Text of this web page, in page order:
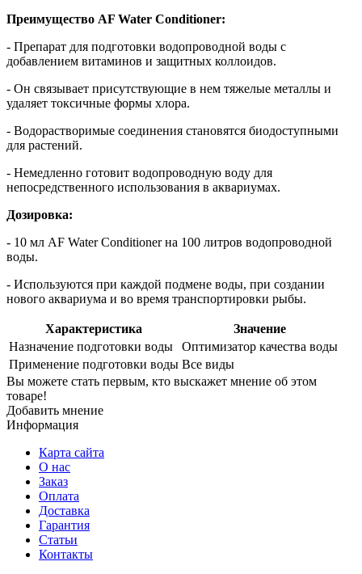
Преимущество AF Water Conditioner:
- Препарат для подготовки водопроводной воды с
добавлением витаминов и защитных коллоидов.
- Он связывает присутствующие в нем тяжелые металлы и
удаляет токсичные формы хлора.
- Водорастворимые соединения становятся биодоступными
для растений.
- Немедленно готовит водопроводную воду для
непосредственного использования в аквариумах.
Дозировка:
- 10 мл AF Water Conditioner на 100 литров водопроводной
воды.
- Используются при каждой подмене воды, при создании
нового аквариума и во время транспортировки рыбы.
Характеристика
Значение
Назначение подготовки воды
Оптимизатор качества воды
Применение подготовки воды Все виды
Вы можете стать первым, кто выскажет мнение об этом
товаре!
Добавить мнение
Информация
Карта сайта
О нас
Заказ
Оплата
Доставка
Гарантия
Статьи
Контакты